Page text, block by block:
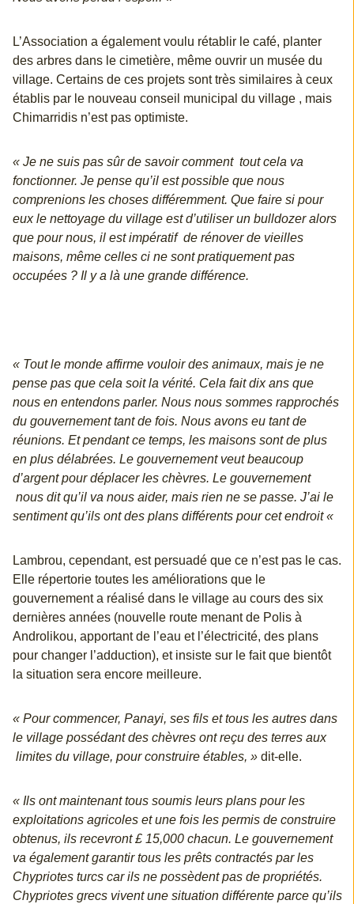
L’Association a également voulu rétablir le café, planter
des arbres dans le cimetière, même ouvrir un musée du
village. Certains de ces projets sont très similaires à ceux
établis par le nouveau conseil municipal du village , mais
Chimarridis n’est pas optimiste.
« Je ne suis pas sûr de savoir comment tout cela va
fonctionner. Je pense qu’il est possible que nous
comprenions les choses différemment. Que faire si pour
eux le nettoyage du village est d’utiliser un bulldozer alors
que pour nous, il est impératif de rénover de vieilles
maisons, même celles ci ne sont pratiquement pas
occupées ? Il y a là une grande différence.
« Tout le monde affirme vouloir des animaux, mais je ne
pense pas que cela soit la vérité. Cela fait dix ans que
nous en entendons parler. Nous nous sommes rapprochés
du gouvernement tant de fois. Nous avons eu tant de
réunions. Et pendant ce temps, les maisons sont de plus
en plus délabrées. Le gouvernement veut beaucoup
d’argent pour déplacer les chèvres. Le gouvernement
nous dit qu’il va nous aider, mais rien ne se passe. J’ai le
sentiment qu’ils ont des plans différents pour cet endroit «
Lambrou, cependant, est persuadé que ce n’est pas le cas.
Elle répertorie toutes les améliorations que le
gouvernement a réalisé dans le village au cours des six
dernières années (nouvelle route menant de Polis à
Androlikou, apportant de l’eau et l’électricité, des plans
pour changer l’adduction), et insiste sur le fait que bientôt
la situation sera encore meilleure.
« Pour commencer, Panayi, ses fils et tous les autres dans
le village possédant des chèvres ont reçu des terres aux
limites du village, pour construire étables, » dit-elle.
« Ils ont maintenant tous soumis leurs plans pour les
exploitations agricoles et une fois les permis de construire
obtenus, ils recevront £ 15,000 chacun. Le gouvernement
va également garantir tous les prêts contractés par les
Chypriotes turcs car ils ne possèdent pas de propriétés.
Chypriotes grecs vivent une situation différente parce qu’ils